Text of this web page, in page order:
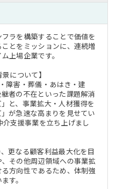
ラを構築することで価値を
とをミッションに、連続増
上場企業です。
について】
障害・葬儀・あはき・建
者の不在といった課題解消
と、事業拡大・人材獲得を
が急速な高まりを見せてい
支援事業を立ち上げまし
更なる顧客利益最大化を目
その他周辺領域への事業拡
方向性であるため、体制強
す。